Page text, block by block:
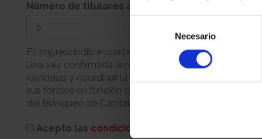
consentimiento
Necesario
Número de titulares adicionales
Es imprescindible que la persona que realiza la
Una vez confirmada la reserva, nuestro equipo se
identidad y coordinar la cita para la firma. Recuerde
sus fondos en función de su condición (persona
del Blanqueo de Capitales.
Acepto las condiciones de reserva